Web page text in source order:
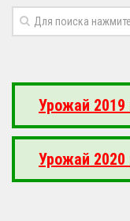
Урожай
Урожай